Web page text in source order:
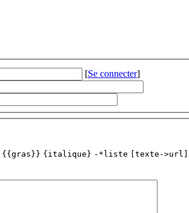
[Se connecter]
{{gras}} {italique} -*liste [texte->url]